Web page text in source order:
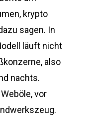
krypto
sagen. In
läuft nicht
also
nachts.
vor